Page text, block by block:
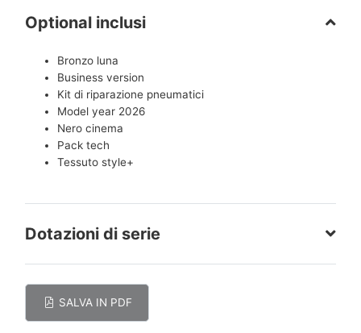
Optional inclusi
Bronzo luna
Business version
Kit di riparazione pneumatici
Model year 2026
Nero cinema
Pack tech
Tessuto style+
Dotazioni di serie
SALVA IN PDF